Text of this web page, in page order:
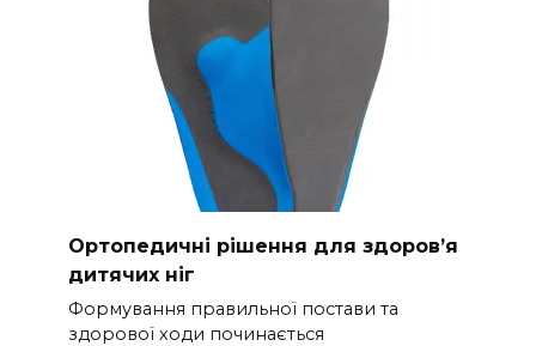
Ортопедичні рішення для здоров’я
дитячих ніг
Формування правильної постави та
здорової ходи починається